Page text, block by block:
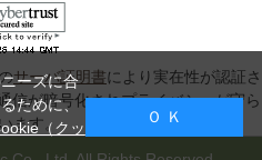
サーバ証明書により実在性が認証さ
信が暗号化されプライバシーが守ら
ます。
ーズに合
ために、
（クッ
Ｏ Ｋ